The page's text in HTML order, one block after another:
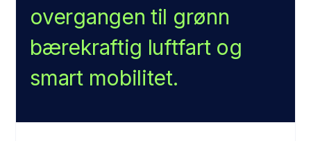
overgangen til grønn
bærekraftig luftfart og
smart mobilitet.